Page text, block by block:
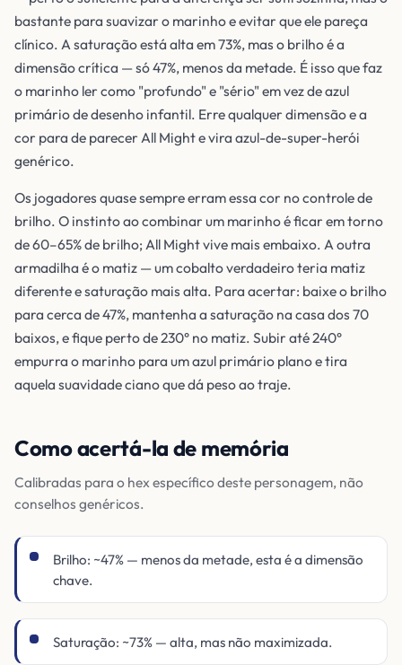
bastante para suavizar o marinho e evitar que ele pareça
clínico. A saturação está alta em 73%, mas o brilho é a
dimensão crítica — só 47%, menos da metade. É isso que faz
o marinho ler como "profundo" e "sério" em vez de azul
primário de desenho infantil. Erre qualquer dimensão e a
cor para de parecer All Might e vira azul-de-super-herói
genérico.
Os jogadores quase sempre erram essa cor no controle de
brilho. O instinto ao combinar um marinho é ficar em torno
de 60–65% de brilho; All Might vive mais embaixo. A outra
armadilha é o matiz — um cobalto verdadeiro teria matiz
diferente e saturação mais alta. Para acertar: baixe o brilho
para cerca de 47%, mantenha a saturação na casa dos 70
baixos, e fique perto de 230° no matiz. Subir até 240°
empurra o marinho para um azul primário plano e tira
aquela suavidade ciano que dá peso ao traje.
Como acertá-la de memória
Calibradas para o hex específico deste personagem, não
conselhos genéricos.
Brilho: ~47% — menos da metade, esta é a dimensão
chave.
Saturação: ~73% — alta, mas não maximizada.